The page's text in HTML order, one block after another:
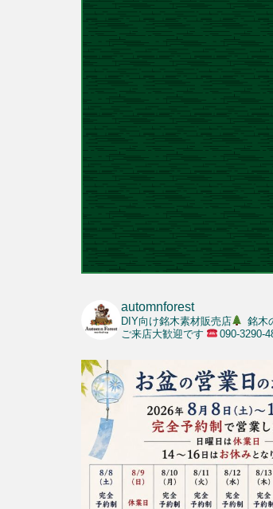
automnforest
DIY向け銘木素材販売店 銘木
ご来店大歓迎です
090-3290-